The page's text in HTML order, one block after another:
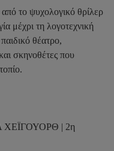
από το ψυχολογικό θρίλερ
μέχρι τη λογοτεχνική
θέατρο,
σκηνοθέτες που
| 2η